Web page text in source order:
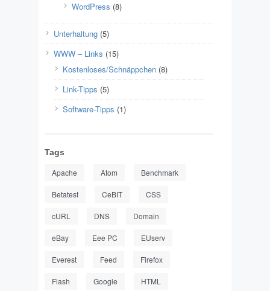
WordPress (8)
Unterhaltung (5)
WWW – Links (15)
Kostenloses/Schnäppchen (8)
Link-Tipps (5)
Software-Tipps (1)
Tags
Apache Atom Benchmark
Betatest CeBIT CSS
cURL DNS Domain
eBay Eee PC EUserv
Everest Feed Firefox
Flash Google HTML